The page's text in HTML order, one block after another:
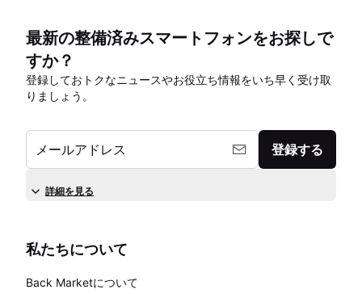
最新の整備済みスマートフォンをお探しで
すか？
登録しておトクなニュースやお役立ち情報をいち早く受け取
りましょう。
メールアドレス 登録する
詳細を見る
私たちについて
Back Marketについて